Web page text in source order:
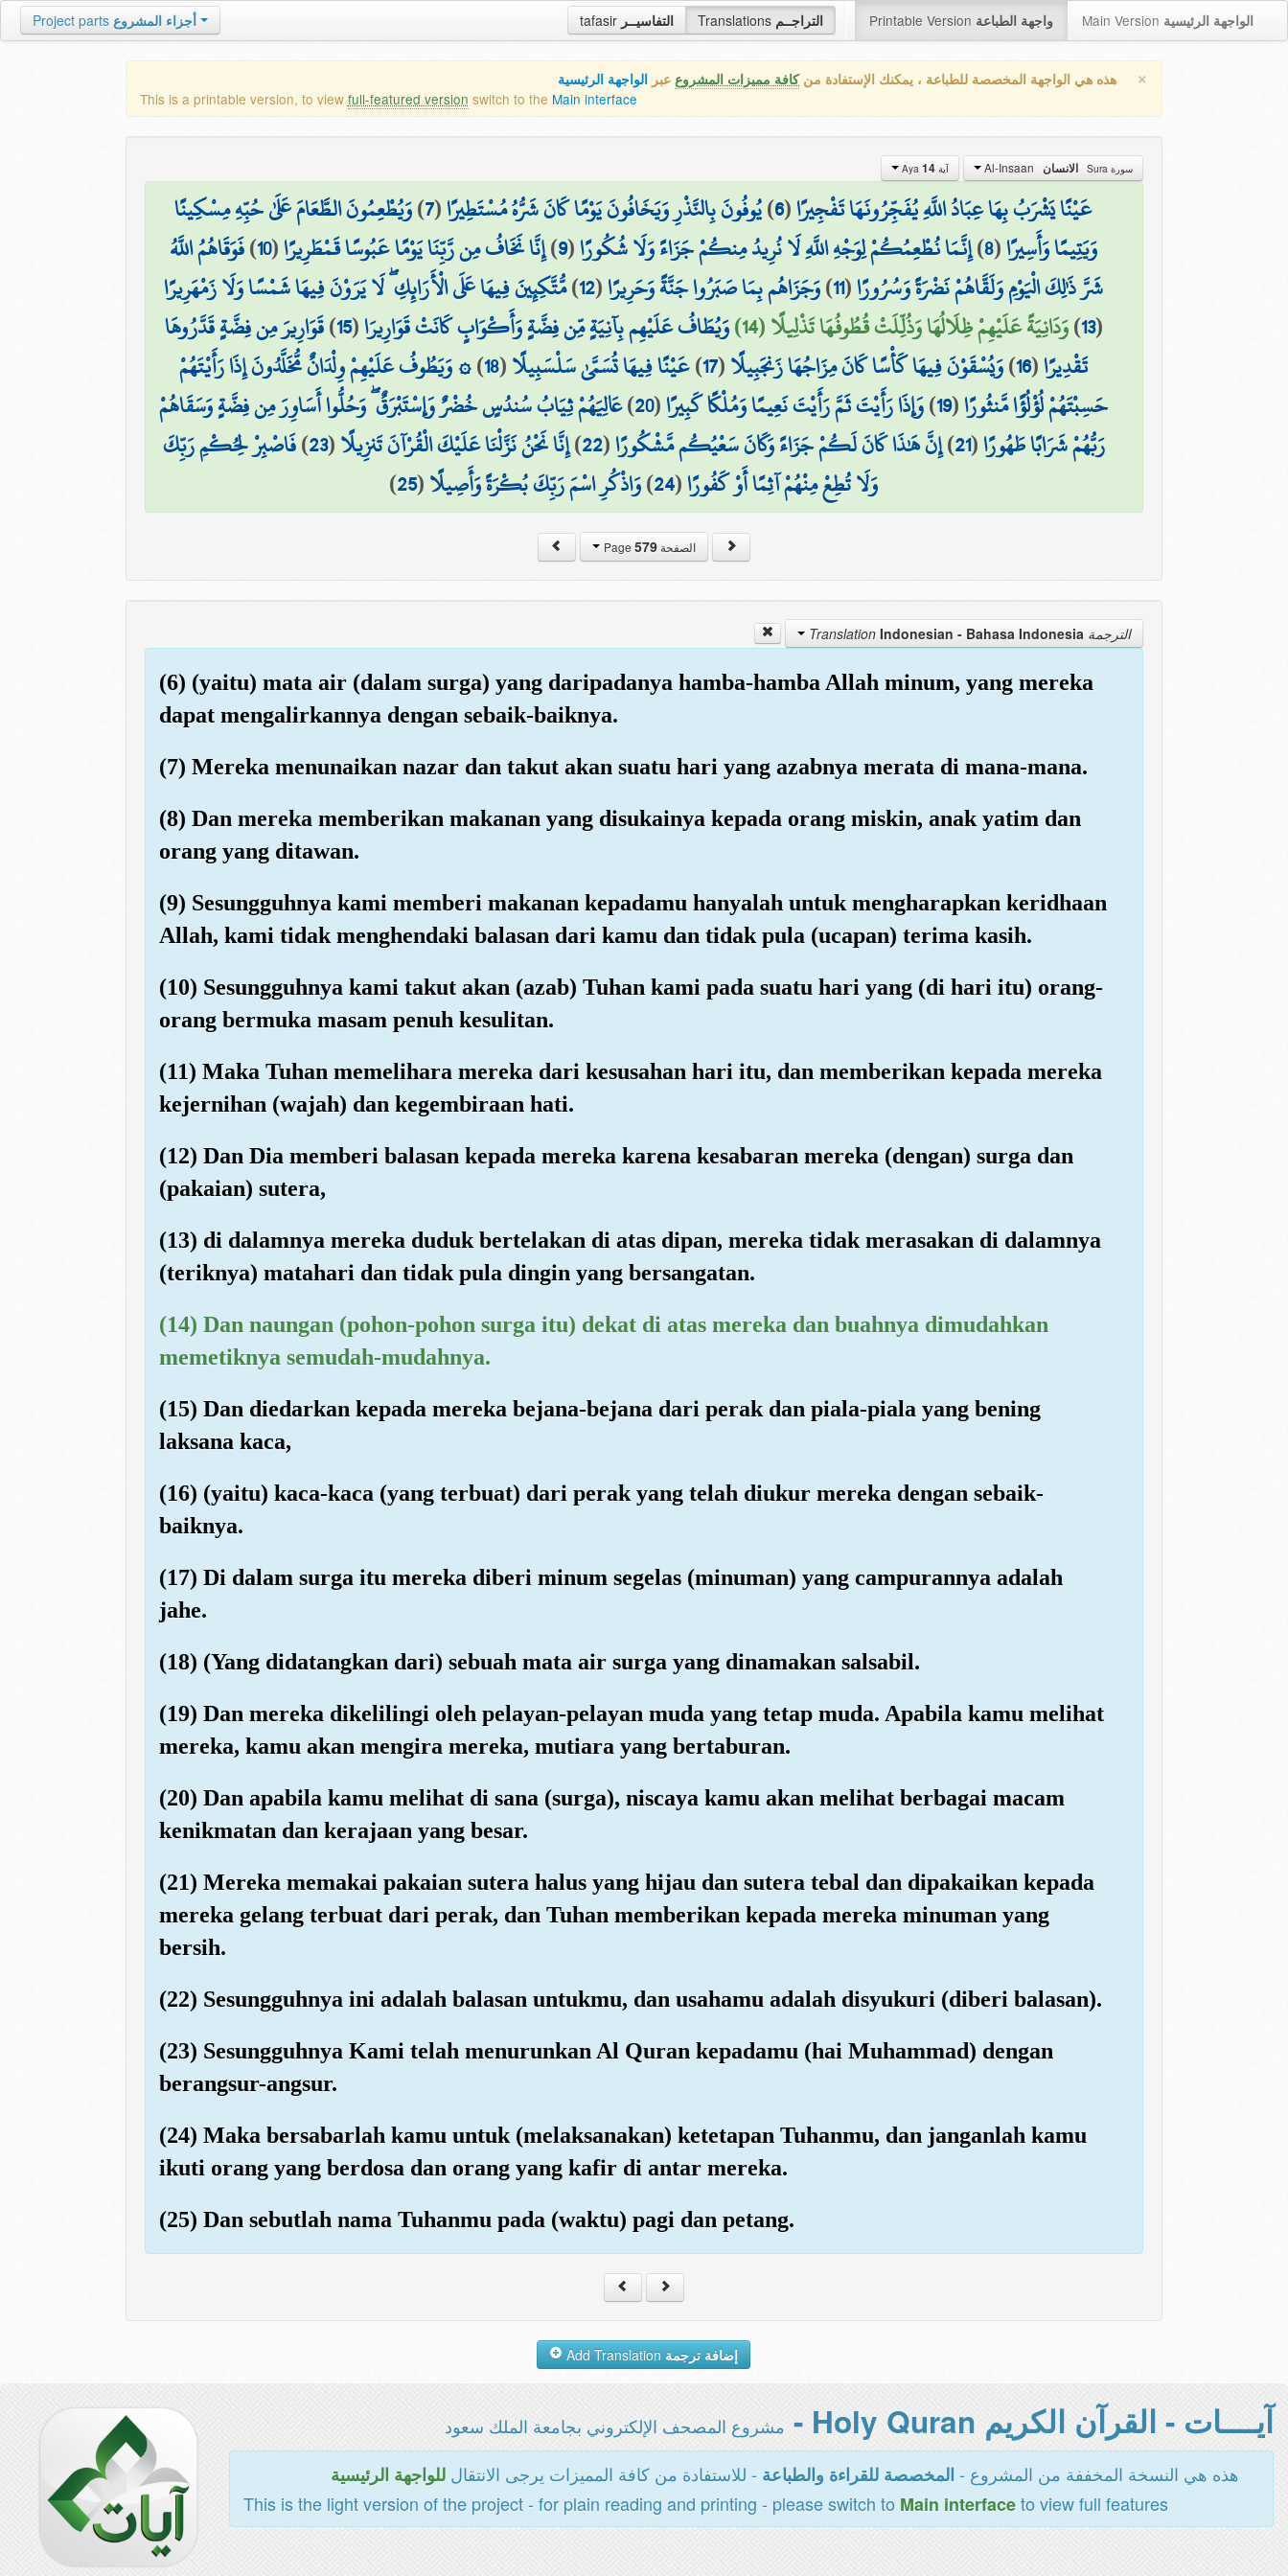
tafasir التفاسيــر Translations التراجــم Printable Version واجهة الطباعة Main Version الواجهة الرئيسية Project parts أجزاء المشروع
× هذه هي الواجهة المخصصة للطباعة ، يمكنك الإستفادة منكافة مميزات المشروع عبر الواجهة الرئيسية
This is a printable version, to view full-featured version switch to the Main interface
سورة Sura الانسان آية Aya 14
عَيْنًا يَشْرَبُ بِهَا عِبَادُ اللَّهِ يُفَجِّرُونَهَا تَفْجِيرًا(
6
)يُوفُونَ بِالنَّذْرِ وَيَخَافُونَ يَوْمًا كَانَ شَرُّهُ مُسْتَطِيرًا(
7
)وَيُطْعِمُونَ الطَّعَامَ عَلَىٰ حُبِّهِ مِسْكِينًا
وَيَتِيمًا وَأَسِيرًا(
8
)إِنَّمَا نُطْعِمُكُمْ لِوَجْهِ اللَّهِ لَا نُرِيدُ مِنكُمْ جَزَاءً وَلَا شُكُورًا(
9
)إِنَّا نَخَافُ مِن رَّبِّنَا يَوْمًا عَبُوسًا قَمْطَرِيرًا(
10
)فَوَقَاهُمُ اللَّهُ
شَرَّ ذَٰلِكَ الْيَوْمِ وَلَقَّاهُمْ نَضْرَةً وَسُرُورًا(
11
)وَجَزَاهُم بِمَا صَبَرُوا جَنَّةً وَحَرِيرًا(
12
)مُّتَّكِئِينَ فِيهَا عَلَى الْأَرَائِكِ ۖ لَا يَرَوْنَ فِيهَا شَمْسًا وَلَا زَمْهَرِيرًا
(
13
)وَدَانِيَةً عَلَيْهِمْ ظِلَالُهَا وَذُلِّلَتْ قُطُوفُهَا تَذْلِيلًا (14) وَيُطَافُ عَلَيْهِم بِآنِيَةٍ مِّن فِضَّةٍ وَأَكْوَابٍ كَانَتْ قَوَارِيرَا(
15
)قَوَارِيرَ مِن فِضَّةٍ قَدَّرُوهَا
تَقْدِيرًا(
16
)وَيُسْقَوْنَ فِيهَا كَأْسًا كَانَ مِزَاجُهَا زَنجَبِيلًا(
17
)عَيْنًا فِيهَا تُسَمَّىٰ سَلْسَبِيلًا(
18
)۞ وَيَطُوفُ عَلَيْهِمْ وِلْدَانٌ مُّخَلَّدُونَ إِذَا رَأَيْتَهُمْ
حَسِبْتَهُمْ لُؤْلُؤًا مَّنثُورًا(
19
)وَإِذَا رَأَيْتَ ثَمَّ رَأَيْتَ نَعِيمًا وَمُلْكًا كَبِيرًا(
20
)عَالِيَهُمْ ثِيَابُ سُندُسٍ خُضْرٌ وَإِسْتَبْرَقٌ ۖ وَحُلُّوا أَسَاوِرَ مِن فِضَّةٍ وَسَقَاهُمْ
رَبُّهُمْ شَرَابًا طَهُورًا(
21
)إِنَّ هَٰذَا كَانَ لَكُمْ جَزَاءً وَكَانَ سَعْيُكُم مَّشْكُورًا(
22
)إِنَّا نَحْنُ نَزَّلْنَا عَلَيْكَ الْقُرْآنَ تَنزِيلًا(
23
)فَاصْبِرْ لِحُكْمِ رَبِّكَ
وَلَا تُطِعْ مِنْهُمْ آثِمًا أَوْ كَفُورًا(
24
)وَاذْكُرِ اسْمَ رَبِّكَ بُكْرَةً وَأَصِيلًا(
25
)
الصفحة Page579
الترجمة Translation Indonesian - Bahasa Indonesia
(6) (yaitu) mata air (dalam surga) yang daripadanya hamba-hamba Allah minum, yang mereka
dapat mengalirkannya dengan sebaik-baiknya.
(7) Mereka menunaikan nazar dan takut akan suatu hari yang azabnya merata di mana-mana.
(8) Dan mereka memberikan makanan yang disukainya kepada orang miskin, anak yatim dan
orang yang ditawan.
(9) Sesungguhnya kami memberi makanan kepadamu hanyalah untuk mengharapkan keridhaan
Allah, kami tidak menghendaki balasan dari kamu dan tidak pula (ucapan) terima kasih.
(10) Sesungguhnya kami takut akan (azab) Tuhan kami pada suatu hari yang (di hari itu) orang-
orang bermuka masam penuh kesulitan.
(11) Maka Tuhan memelihara mereka dari kesusahan hari itu, dan memberikan kepada mereka
kejernihan (wajah) dan kegembiraan hati.
(12) Dan Dia memberi balasan kepada mereka karena kesabaran mereka (dengan) surga dan
(pakaian) sutera,
(13) di dalamnya mereka duduk bertelakan di atas dipan, mereka tidak merasakan di dalamnya
(teriknya) matahari dan tidak pula dingin yang bersangatan.
(14) Dan naungan (pohon-pohon surga itu) dekat di atas mereka dan buahnya dimudahkan
memetiknya semudah-mudahnya.
(15) Dan diedarkan kepada mereka bejana-bejana dari perak dan piala-piala yang bening
laksana kaca,
(16) (yaitu) kaca-kaca (yang terbuat) dari perak yang telah diukur mereka dengan sebaik-
baiknya.
(17) Di dalam surga itu mereka diberi minum segelas (minuman) yang campurannya adalah
jahe.
(18) (Yang didatangkan dari) sebuah mata air surga yang dinamakan salsabil.
(19) Dan mereka dikelilingi oleh pelayan-pelayan muda yang tetap muda. Apabila kamu melihat
mereka, kamu akan mengira mereka, mutiara yang bertaburan.
(20) Dan apabila kamu melihat di sana (surga), niscaya kamu akan melihat berbagai macam
kenikmatan dan kerajaan yang besar.
(21) Mereka memakai pakaian sutera halus yang hijau dan sutera tebal dan dipakaikan kepada
mereka gelang terbuat dari perak, dan Tuhan memberikan kepada mereka minuman yang
bersih.
(22) Sesungguhnya ini adalah balasan untukmu, dan usahamu adalah disyukuri (diberi balasan).
(23) Sesungguhnya Kami telah menurunkan Al Quran kepadamu (hai Muhammad) dengan
berangsur-angsur.
(24) Maka bersabarlah kamu untuk (melaksanakan) ketetapan Tuhanmu, dan janganlah kamu
ikuti orang yang berdosa dan orang yang kafir di antar mereka.
(25) Dan sebutlah nama Tuhanmu pada (waktu) pagi dan petang.
إضافة ترجمة
آيــــات - القرآن الكريم Holy Quran - مشروع المصحف الإلكتروني بجامعة الملك سعود
هذه هي النسخة المخففة من المشروع - المخصصة للقراءة والطباعة - للاستفادة من كافة المميزات يرجى الانتقالللواجهة الرئيسية
This is the light version of the project - for plain reading and printing - please switch to Main interfaceto view full features